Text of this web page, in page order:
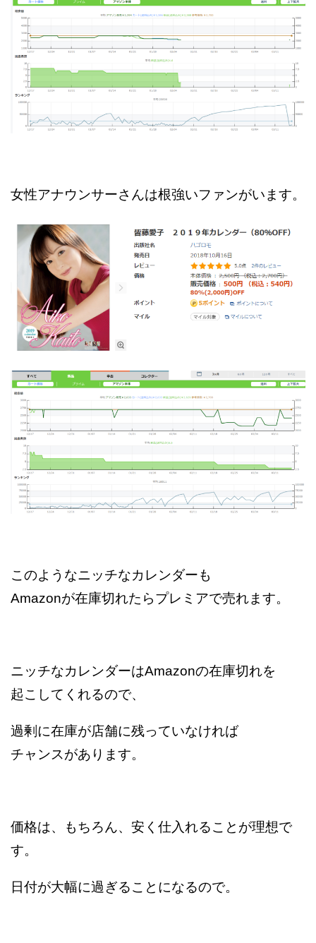
女性アナウンサーさんは根強いファンがいます。
このようなニッチなカレンダーも
Amazonが在庫切れたらプレミアで売れます。
ニッチなカレンダーはAmazonの在庫切れを
起こしてくれるので、
過剰に在庫が店舗に残っていなければ
チャンスがあります。
価格は、もちろん、安く仕入れることが理想で
す。
日付が大幅に過ぎることになるので。